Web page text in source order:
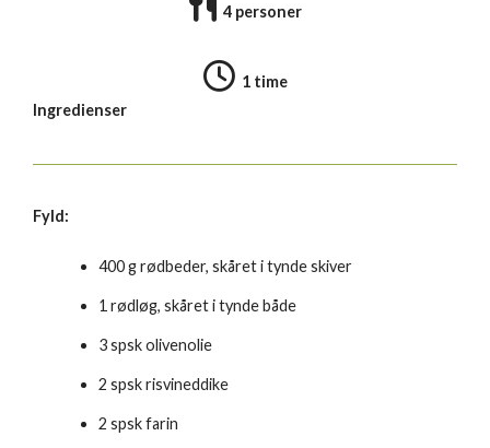
4 personer
1 time
Ingredienser
Fyld:
400 g rødbeder, skåret i tynde skiver
1 rødløg, skåret i tynde både
3 spsk olivenolie
2 spsk risvineddike
2 spsk farin